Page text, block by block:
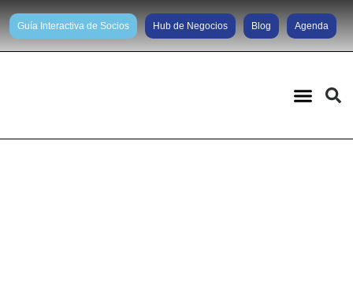
Guía Interactiva de Socios Hub de Negocios Blog Agenda